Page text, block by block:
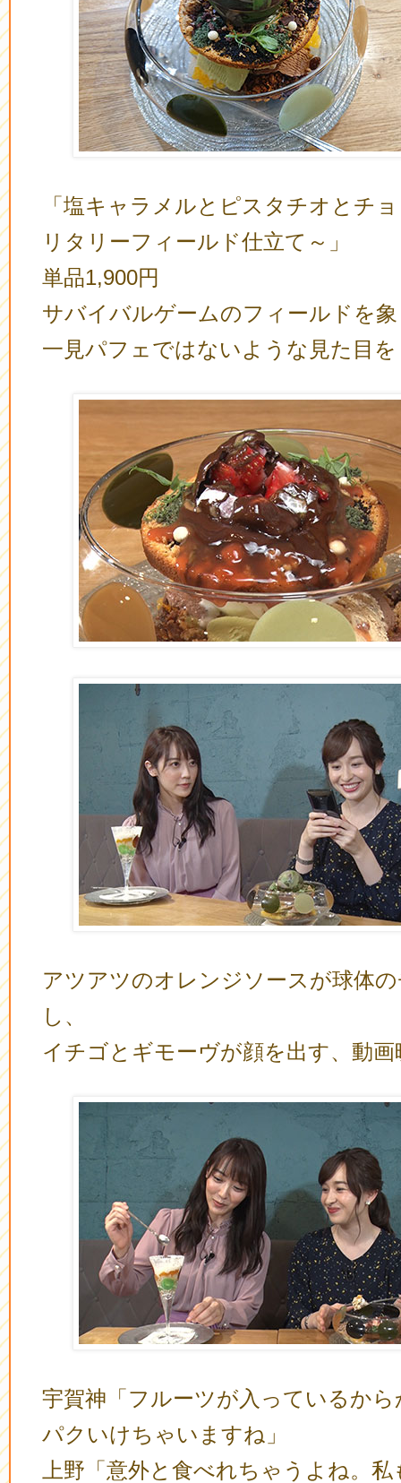
「塩キャラメルとピスタチオとチ
リタリーフィールド仕立て～」
単品1,900円
サバイバルゲームのフィールドを
一見パフェではないような見た目
アツアツのオレンジソースが球体
し、
イチゴとギモーヴが顔を出す、動
宇賀神「フルーツが入っているか
パクいけちゃいますね」
上野「意外と食べれちゃうよね。